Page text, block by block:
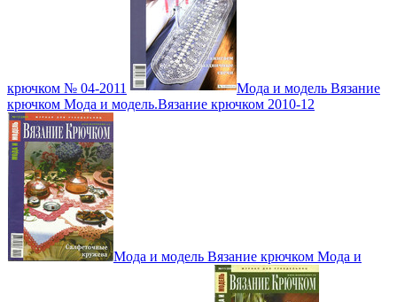
крючком № 04-2011
Мода и модель Вязание
крючком Мода и модель.Вязание крючком 2010-12
Мода и модель Вязание крючком Мода и